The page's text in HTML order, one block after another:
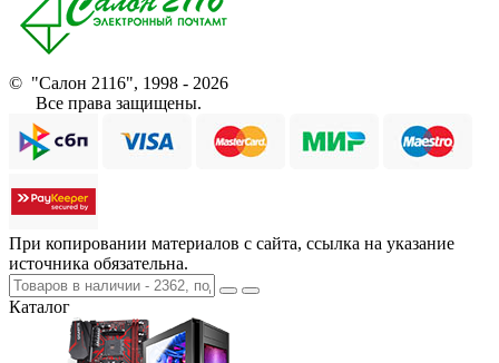
© "Салон 2116", 1998 - 2026
Все права защищены.
При копировании материалов с сайта, ссылка на указание
источника обязательна.
Каталог